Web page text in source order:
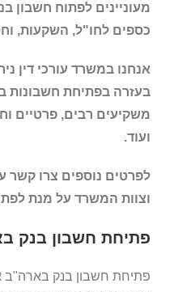
מעוניינים לפתוח חשבון
כספים לחו"ל, השקעות,
אנחנו במשרד עורכי דין
בעזרה בפתיחת חשבונות
משקיעים רבים, פרטיים
ועוד.
לפרטים נוספים צרו קשר
וצוות המשרד על מנת
פתיחת חשבון בנק
פתיחת חשבון בנק בארה"ב